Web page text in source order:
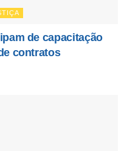
de capacitação
contratos